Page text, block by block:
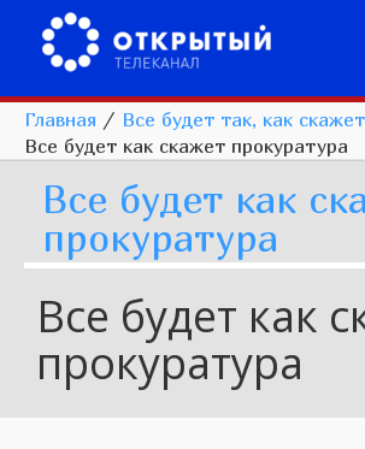
Главная / Все будет так, как
Все будет как скажет прокуратура
Все будет как
прокуратура
Все будет как
прокуратура